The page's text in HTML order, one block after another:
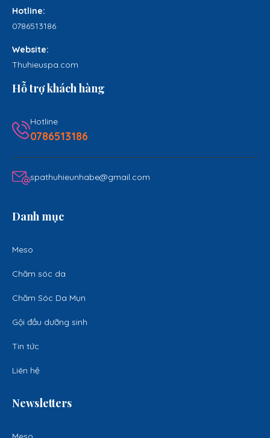
Hotline:
0786513186
Website:
Thuhieuspa.com
Hỗ trợ khách hàng
Hotline
0786513186
spathuhieunhabe@gmail.com
Danh mục
Meso
Chăm sóc da
Chăm Sóc Da Mụn
Gội đầu dưỡng sinh
Tin tức
Liên hệ
Newsletters